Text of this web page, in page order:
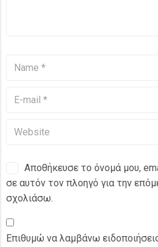
Αποθήκευσε το όνομά μου,
σε αυτόν τον πλοηγό για την
σχολιάσω.
Επιθυμώ να λαμβάνω